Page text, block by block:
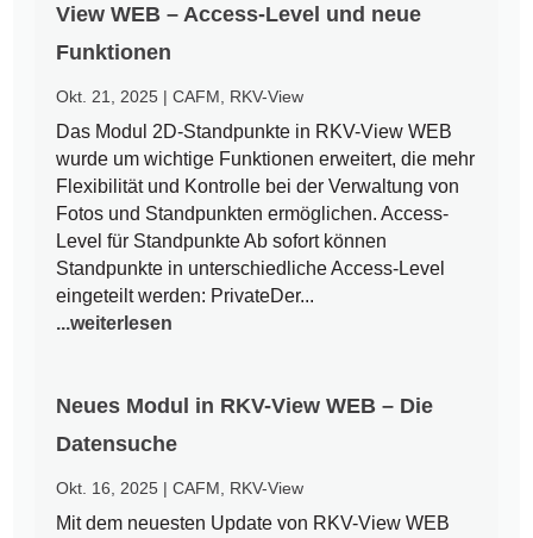
View WEB – Access-Level und neue
Funktionen
Okt. 21, 2025 |CAFM RKV-View
Das Modul 2D-Standpunkte in RKV-View WEB
wurde um wichtige Funktionen erweitert, die mehr
Flexibilität und Kontrolle bei der Verwaltung von
Fotos und Standpunkten ermöglichen. Access-
Level für Standpunkte Ab sofort können
Standpunkte in unterschiedliche Access-Level
eingeteilt werden: PrivateDer...
...weiterlesen
Neues Modul in RKV-View WEB – Die
Datensuche
Okt. 16, 2025 |CAFM RKV-View
Mit dem neuesten Update von RKV-View WEB